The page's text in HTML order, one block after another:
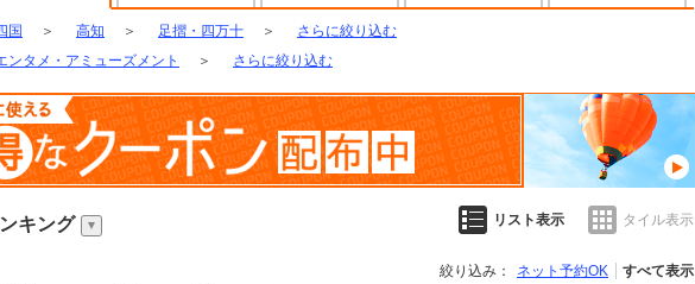
国 ＞ 高知 ＞ 足摺・四万十 ＞
さらに絞り込む
ンタメ・アミューズメント ＞ さらに絞り込む
キング リスト表示 タイル表示
絞り込み： ネット予約OK すべて表示